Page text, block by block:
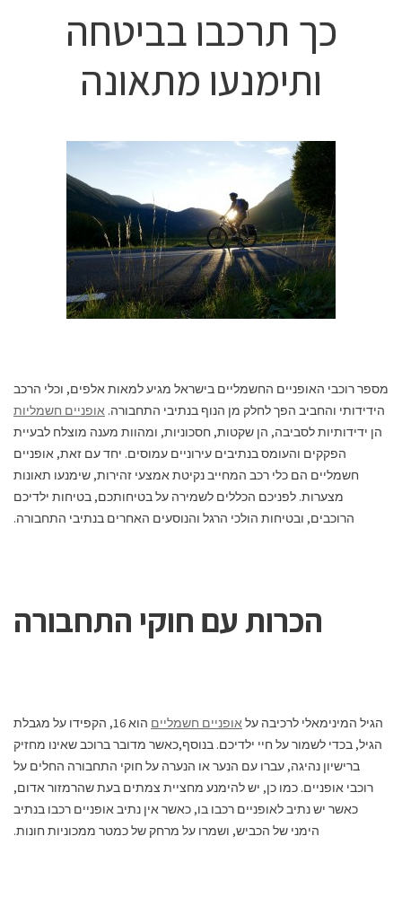
כך תרכבו בביטחה
ותימנעו מתאונה
מספר רוכבי האופניים החשמליים בישראל מגיע למאות אלפים, וכלי הרכב
הידידותי והחביב הפך לחלק מן הנוף בנתיבי התחבורה. אופניים חשמליות
הן ידידותיות לסביבה, הן שקטות, חסכוניות, ומהוות מענה מוצלח לבעיית
הפקקים והעומס בנתיבים עירוניים עמוסים. יחד עם זאת, אופניים
חשמליים הם כלי רכב המחייב נקיטת אמצעי זהירות, שימנעו תאונות
מצערות. לפניכם הכללים לשמירה על בטיחותכם, בטיחות ילדיכם
הרוכבים, ובטיחות הולכי הרגל והנוסעים האחרים בנתיבי התחבורה.
הכרות עם חוקי התחבורה
הגיל המינימאלי לרכיבה עלאופניים חשמליים
הוא 16, הקפידו על מגבלת
הגיל, בכדי לשמור על חיי ילדיכם. בנוסף,כאשר מדובר ברוכב שאינו מחזיק
ברישיון נהיגה, עברו עם הנער או הנערה על חוקי התחבורה החלים על
רוכבי אופניים. כמו כן, יש להימנע מחציית צמתים בעת שהרמזור אדום,
כאשר יש נתיב לאופניים רכבו בו, כאשר אין נתיב אופניים רכבו בנתיב
הימני של הכביש, ושמרו על מרחק של כמטר ממכוניות חונות.